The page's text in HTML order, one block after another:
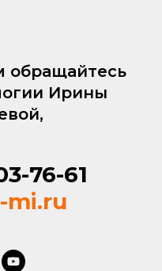
обращайтесь
Ирины
76-61
mi.ru